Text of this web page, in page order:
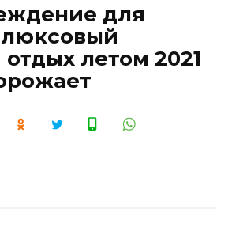
для
летом 2021